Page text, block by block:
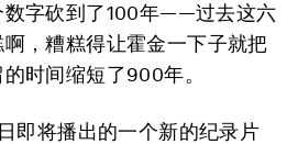
数字砍到了100年——过去这六
，糟糕得让霍金一下子就把
时间缩短了900年。
即将播出的一个新的纪录片